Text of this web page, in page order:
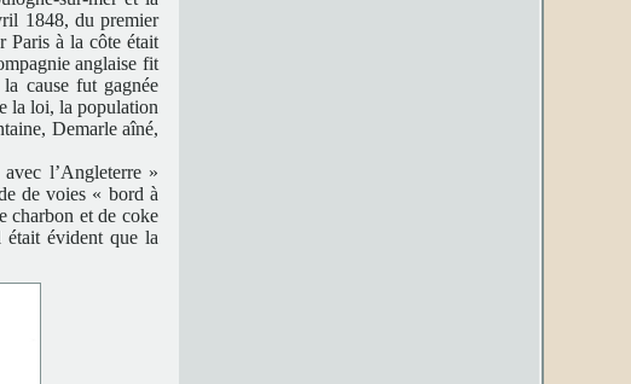
1848, du premier
Paris à la côte était
anglaise fit
cause fut gagnée
la loi, la population
Demarle aîné,
l’Angleterre »
de voies « bord à
charbon et de coke
était évident que la